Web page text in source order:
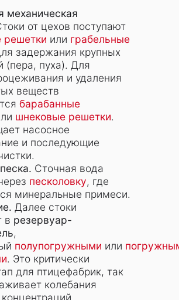
механическая
от цехов поступают
решетки или грабельные
задержания крупных
(пера, пуха). Для
и удаления
веществ
барабанные
шнековые решетки.
насосное
и последующие
Сточная вода
песколовку, где
минеральные примеси.
Далее стоки
в резервуар-
,
полупогружными или
. Это критически
для птицефабрик, так
колебания